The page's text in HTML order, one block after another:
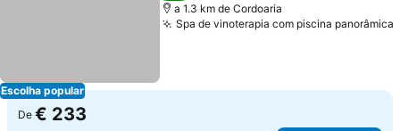
Escolha popular
a 1.3 km de Cordoaria
Spa de vinoterapia com piscina panorâmica
De € 233